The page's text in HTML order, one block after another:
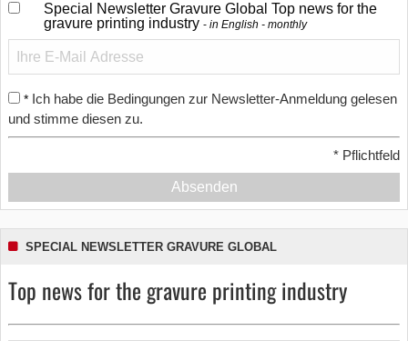
Special Newsletter Gravure Global Top news for the
gravure printing industry
in English - monthly
* Ich habe die Bedingungen zur Newsletter-Anmeldung gelesen
und stimme diesen zu.
* Pflichtfeld
Absenden
SPECIAL NEWSLETTER GRAVURE GLOBAL
Top news for the gravure printing industry